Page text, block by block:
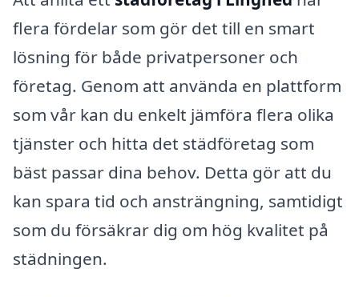
flera fördelar som gör det till en smart
lösning för både privatpersoner och
företag. Genom att använda en plattform
som vår kan du enkelt jämföra flera olika
tjänster och hitta det städföretag som
bäst passar dina behov. Detta gör att du
kan spara tid och ansträngning, samtidigt
som du försäkrar dig om hög kvalitet på
städningen.